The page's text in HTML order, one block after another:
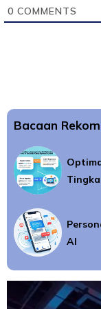
0 COMMENTS
Bacaan
AI